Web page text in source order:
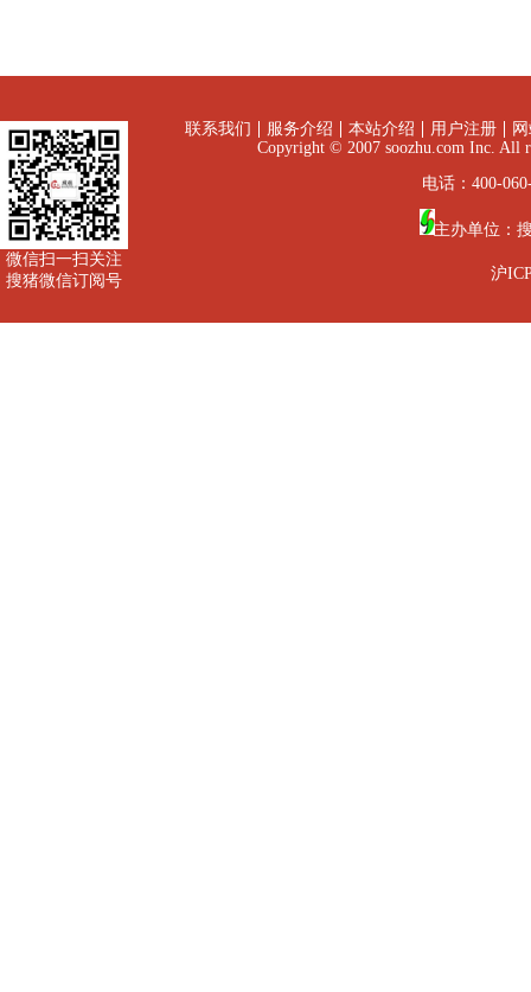
微信扫一扫关注
搜猪微信订阅号
联系我们 服务介绍 本站介绍 用户注册
Copyright © 2007 soozhu.com Inc.
电话：400-
主办单位：
沪